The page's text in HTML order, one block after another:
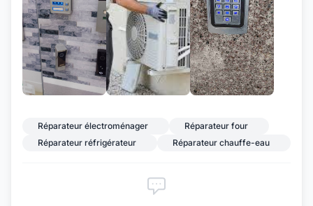
Réparateur électroménager
Réparateur four
Réparateur réfrigérateur
Réparateur chauffe-eau